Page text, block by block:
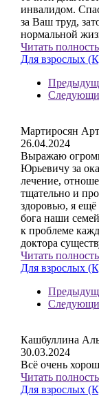
инвалидом.
за Ваш труд,
нормальной
Читать
Для взрослых
Мартиросян
26.04.2024
Выражаю
Юрьевичу за
лечение,
тщательно и
здоровью, я ещё
бога наши
к проблеме
доктора
Читать
Для взрослых
Кашбуллина
30.03.2024
Всё очень
Читать
Для взрослых